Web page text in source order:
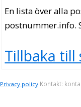
En lista över alla
postnummer.info.
Tillbaka till
Privacy policy Kontakt: